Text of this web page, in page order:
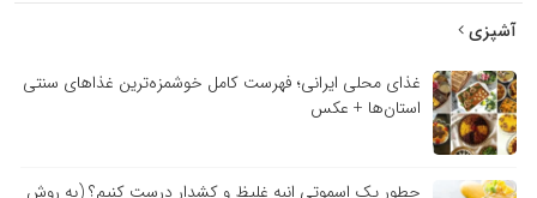
آشپزی
غذای محلی ایرانی؛ فهرست کامل خوشمزه‌ترین غذاهای سنتی
استان‌ها + عکس
چطور یک اسموتی انبه غلیظ و کشدار درست کنیم؟ (به روش